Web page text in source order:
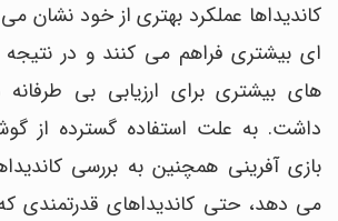
کاندیداها عملکرد بهتری از خود نشان
ای بیشتری فراهم می کنند و در نتیجه
های بیشتری برای ارزیابی بی طرفانه
داشت. به علت استفاده گسترده از
بازی آفرینی همچنین به بررسی
می دهد، حتی کاندیداهای